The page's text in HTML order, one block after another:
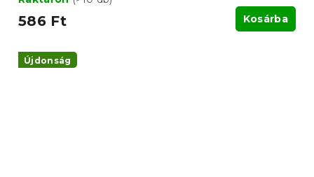
586 Ft Kosárba
Újdonság